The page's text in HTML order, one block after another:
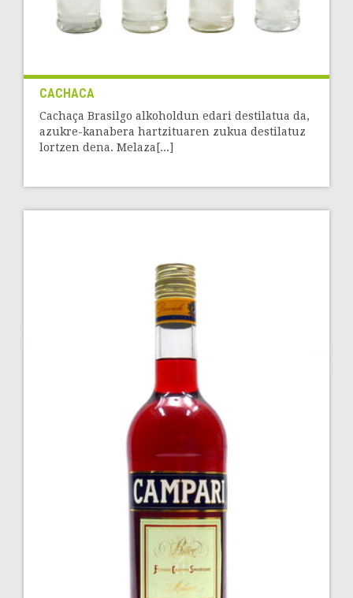
CACHACA
Cachaça Brasilgo alkoholdun edari destilatua da,
azukre-kanabera hartzituaren zukua destilatuz
lortzen dena. Melaza[...]